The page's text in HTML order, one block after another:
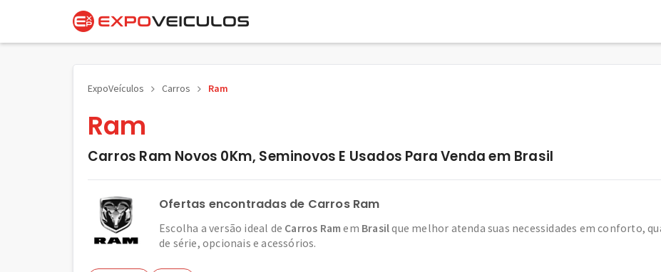
ExpoVeículos Carros Ram
Ram
Carros Ram Novos 0Km, Seminovos E Usados Para Venda em Brasil
Ofertas encontradas de Carros Ram
Escolha a versão ideal de Carros Ram em Brasilque melhor atenda suas necessidades em conforto,
de série, opcionais e acessórios.